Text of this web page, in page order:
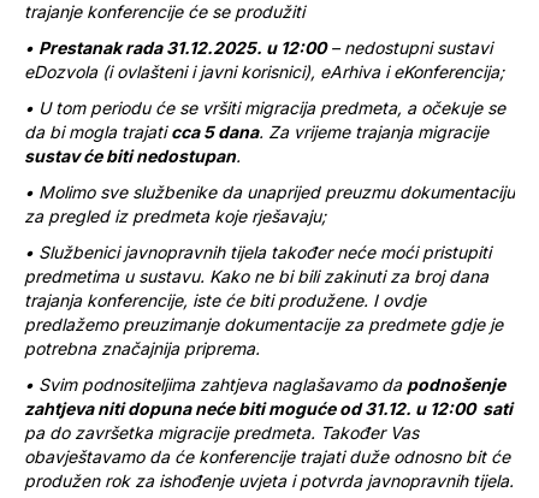
trajanje konferencije će se produžiti
• Prestanak rada 31.12.2025. u 12:00– nedostupni sustavi
eDozvola (i ovlašteni i javni korisnici), eArhiva i eKonferencija;
• U tom periodu će se vršiti migracija predmeta, a očekuje se
da bi mogla trajaticca 5 dana. Za vrijeme trajanja migracije
sustav će biti nedostupan.
• Molimo sve službenike da unaprijed preuzmu dokumentaciju
za pregled iz predmeta koje rješavaju;
• Službenici javnopravnih tijela također neće moći pristupiti
predmetima u sustavu. Kako ne bi bili zakinuti za broj dana
trajanja konferencije, iste će biti produžene. I ovdje
predlažemo preuzimanje dokumentacije za predmete gdje je
potrebna značajnija priprema.
• Svim podnositeljima zahtjeva naglašavamo da podnošenje
zahtjeva niti dopuna neće biti moguće od 31.12. u 12:00 sati
pa do završetka migracije predmeta. Također Vas
obavještavamo da će konferencije trajati duže odnosno bit će
produžen rok za ishođenje uvjeta i potvrda javnopravnih tijela.